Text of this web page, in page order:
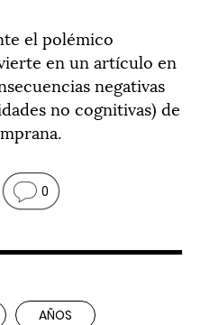
el polémico
en un artículo en
negativas
no cognitivas) de
0
AÑOS